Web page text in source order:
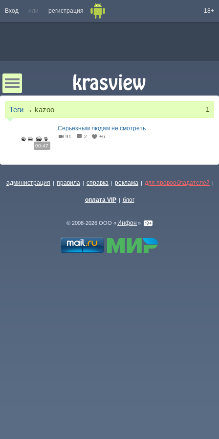
Вход или регистрация 18+
Теги → kazoo 1
00:47
Серьезным людям не смотреть
91 2 +6
администрация | правила | справка | реклама | для правообладателей |
оплата VIP | блог
© 2008-2026 ООО « Инфон »